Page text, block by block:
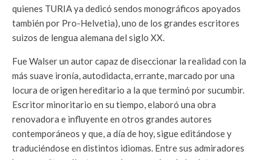
quienes TURIA ya dedicó sendos monográficos apoyados
también por Pro-Helvetia), uno de los grandes escritores
suizos de lengua alemana del siglo XX.
Fue Walser un autor capaz de diseccionar la realidad con la
más suave ironía, autodidacta, errante, marcado por una
locura de origen hereditario a la que terminó por sucumbir.
Escritor minoritario en su tiempo, elaboró una obra
renovadora e influyente en otros grandes autores
contemporáneos y que, a día de hoy, sigue editándose y
traduciéndose en distintos idiomas. Entre sus admiradores